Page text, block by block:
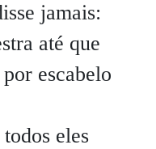
jamais:
até que
escabelo
eles